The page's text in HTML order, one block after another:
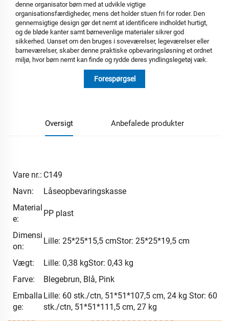
denne organisator børn med at udvikle vigtige
organisationsfærdigheder, mens det holder stuen fri for roder. Den
gennemsigtige design gør det nemt at identificere indholdet hurtigt,
og de bløde kanter samt børnevenlige materialer sikrer god
sikkerhed. Uanset om den bruges i soveværelser, legeværelser eller
barneværelser, skaber denne praktiske opbevaringsløsning et ordnet
miljø, hvor børn nemt kan finde og rydde deres yndlingslegetøj væk.
Forespørgsel
Oversigt Anbefalede produkter
Vare nr.: C149
Navn:
Låseopbevaringskasse
Material
e:
PP plast
Dimensi
on:
Lille: 25*25*15,5 cmStor: 25*25*19,5 cm
Vægt:
Lille: 0,38 kgStor: 0,43 kg
Farve:
Blegebrun, Blå, Pink
Emballa
ge:
Lille: 60 stk./ctn, 51*51*107,5 cm, 24 kg Stor: 60
stk./ctn, 51*51*111,5 cm, 27 kg